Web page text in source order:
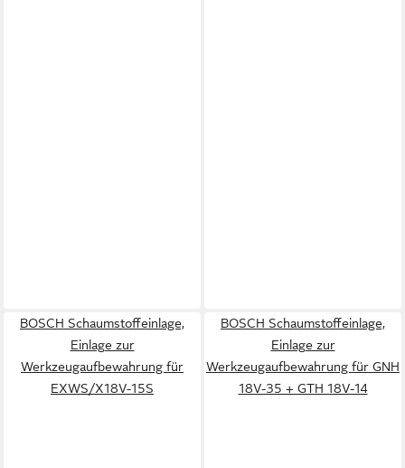
BOSCH Schaumstoffeinlage,
Einlage zur
Werkzeugaufbewahrung für
EXWS/X18V-15S
BOSCH Schaumstoffeinlage,
Einlage zur
Werkzeugaufbewahrung für GNH
18V-35 + GTH 18V-14